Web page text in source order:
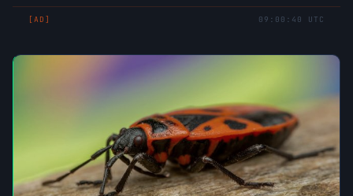
[AD] 09:00:40 UTC